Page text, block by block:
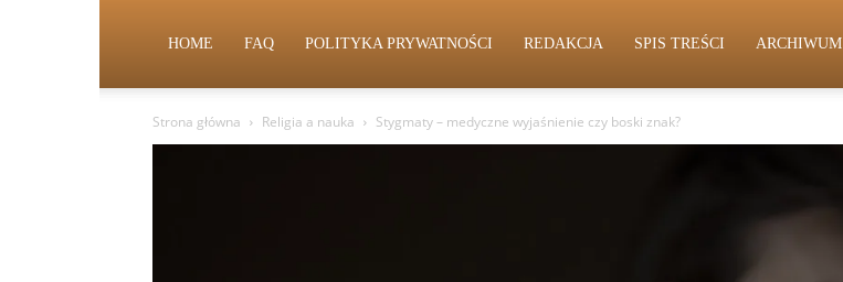
HOME FAQ POLITYKA PRYWATNOŚCI REDAKCJA SPIS TREŚCI ARCHIWUM
Strona główna Religia a nauka Stygmaty – medyczne wyjaśnienie czy boski znak?